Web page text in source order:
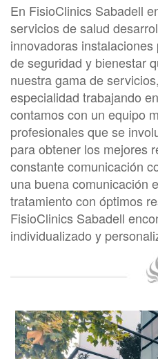
En FisioClinics Sabadell
servicios de salud
innovadoras
de seguridad y bienestar
nuestra gama de
especialidad trabajando
contamos con un equipo
profesionales que se
para obtener los mejores
constante comunicación
una buena comunicación
tratamiento con óptimos
FisioClinics Sabadell
individualizado y